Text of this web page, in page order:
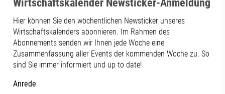
Wirtschaftskalender Newsticker-Anmeldung
Hier können Sie den wöchentlichen Newsticker unseres
Wirtschaftskalenders abonnieren. Im Rahmen des
Abonnements senden wir Ihnen jede Woche eine
Zusammenfassung aller Events der kommenden Woche zu. So
sind Sie immer informiert und up to date!
Anrede